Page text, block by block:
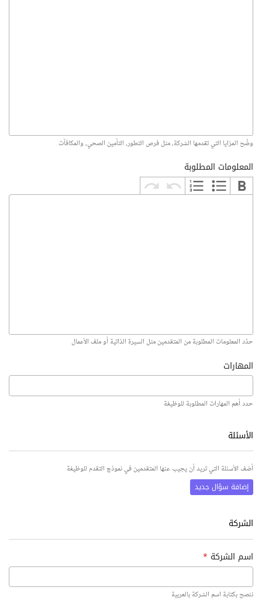
وضّح المزايا التي تقدمها الشركة، مثل فرص التطور، التأمين الصحي، والمكافآت
المعلومات المطلوبة
حدّد المعلومات المطلوبة من المتقدمين مثل السيرة الذاتية أو ملف الأعمال
المهارات
حدد أهم المهارات المطلوبة للوظيفة
الأسئلة
أضف الأسئلة التي تريد أن يجيب عنها المتقدمين في نموذج التقدم للوظيفة
إضافة سؤال جديد
الشركة
اسم الشركة *
ننصح بكتابة اسم الشركة بالعربية